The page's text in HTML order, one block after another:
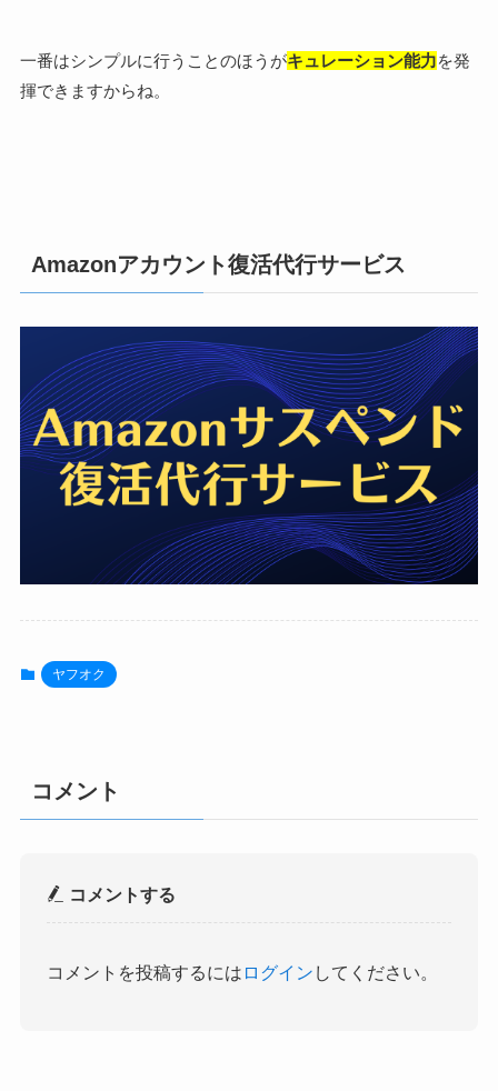
一番はシンプルに行うことのほうがキュレーション能力を発
揮できますからね。
Amazonアカウント復活代行サービス
ヤフオク
コメント
コメントする
コメントを投稿するには ログイン してください。